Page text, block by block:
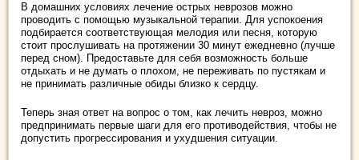
В домашних условиях лечение острых неврозов можно
проводить с помощью музыкальной терапии. Для успокоения
подбирается соответствующая мелодия или песня, которую
стоит прослушивать на протяжении 30 минут ежедневно (лучше
перед сном). Предоставьте для себя возможность больше
отдыхать и не думать о плохом, не переживать по пустякам и
не принимать различные обиды близко к сердцу.
Теперь зная ответ на вопрос о том, как лечить невроз, можно
предпринимать первые шаги для его противодействия, чтобы не
допустить прогрессирования и ухудшения ситуации.